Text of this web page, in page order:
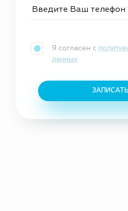
Я согласен с
данных